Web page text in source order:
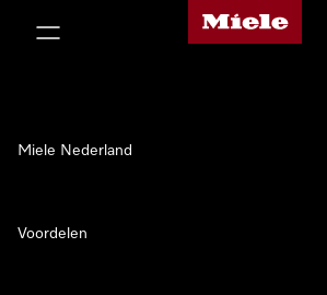
Homepage van Miele
Miele Nederland
Voordelen